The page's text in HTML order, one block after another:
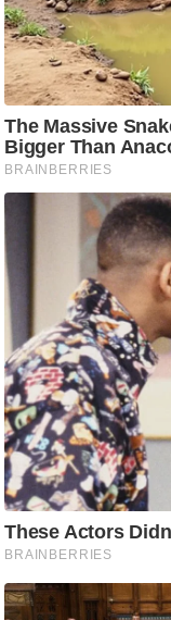
ज
नी
ति
वि
श्ले
ष
ण
यि
क
मा
तृ
भू
मि
स्तं
भ
ए
म